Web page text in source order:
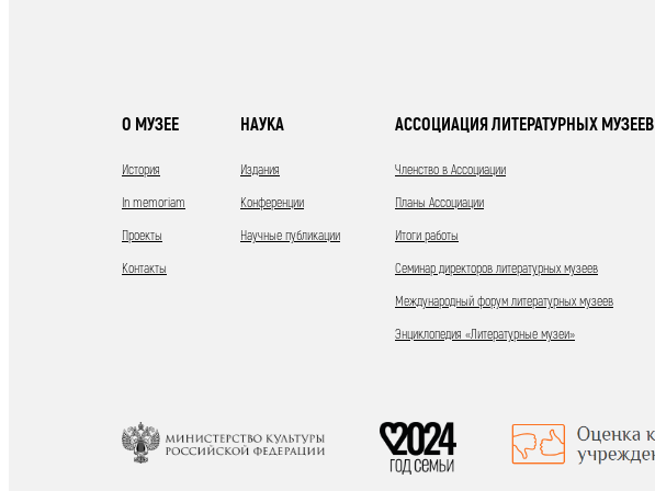
О МУЗЕЕ
История
In memoriam
Проекты
Контакты
НАУКА
Издания
Конференции
Научные публикации
АССОЦИАЦИЯ ЛИТЕРАТУРНЫХ МУЗЕЕВ
Членство в Ассоциации
Планы Ассоциации
Итоги работы
Семинар директоров литературных музеев
Международный форум литературных музеев
Энциклопедия «Литературные музеи»